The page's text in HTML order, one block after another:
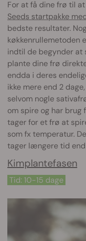
For at få dine frø til
Seeds startpakke
bedste resultater.
køkkenrullemetoden
indtil de begynder at
plante dine frø
endda i deres
ikke mere end 2
selvom nogle
om spire og har brug
tager for et frø at
som fx temperatur.
tager længere tid
Kimplantefasen
Tid: 10-15 dage